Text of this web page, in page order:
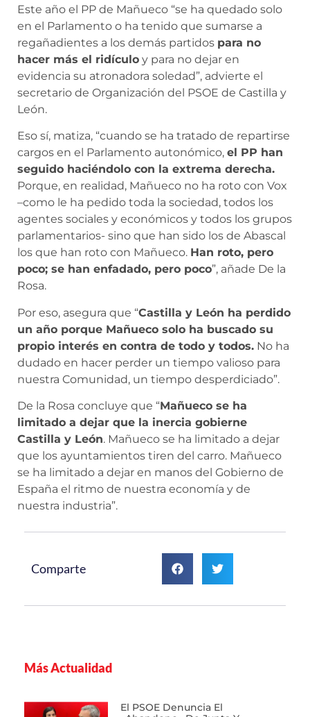
Este año el PP de Mañueco “se ha quedado solo
en el Parlamento o ha tenido que sumarse a
regañadientes a los demás partidos para no
hacer más el ridículo y para no dejar en
evidencia su atronadora soledad”, advierte el
secretario de Organización del PSOE de Castilla y
León.
Eso sí, matiza, “cuando se ha tratado de repartirse
cargos en el Parlamento autonómico, el PP han
seguido haciéndolo con la extrema derecha.
Porque, en realidad, Mañueco no ha roto con Vox
–como le ha pedido toda la sociedad, todos los
agentes sociales y económicos y todos los grupos
parlamentarios- sino que han sido los de Abascal
los que han roto con Mañueco. Han roto, pero
poco; se han enfadado, pero poco”, añade De la
Rosa.
Por eso, asegura que “Castilla y León ha perdido
un año porque Mañueco solo ha buscado su
propio interés en contra de todo y todos. No ha
dudado en hacer perder un tiempo valioso para
nuestra Comunidad, un tiempo desperdiciado”.
De la Rosa concluye que “Mañueco se ha
limitado a dejar que la inercia gobierne
Castilla y León. Mañueco se ha limitado a dejar
que los ayuntamientos tiren del carro. Mañueco
se ha limitado a dejar en manos del Gobierno de
España el ritmo de nuestra economía y de
nuestra industria”.
Comparte
Más Actualidad
El PSOE Denuncia El